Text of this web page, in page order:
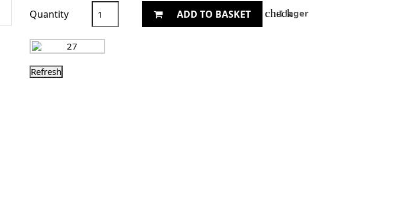
Quantity ADD TO BASKET check
I lager